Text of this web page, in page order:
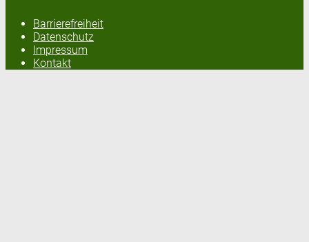
Barrierefreiheit
Datenschutz
Impressum
Kontakt